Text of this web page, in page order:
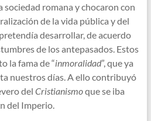
sociedad romana y chocaron con
de la vida pública y del
desarrollar, de acuerdo
de los antepasados. Estos
la fama de “inmoralidad”, que ya
nuestros días. A ello contribuyó
del Cristianismoque se iba
del Imperio.